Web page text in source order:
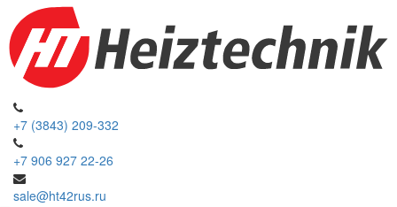
+7 (3843) 209-332
+7 906 927 22-26
sale@ht42rus.ru